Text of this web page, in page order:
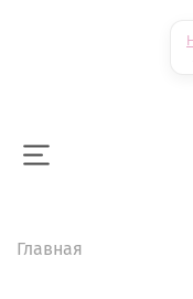
Главная